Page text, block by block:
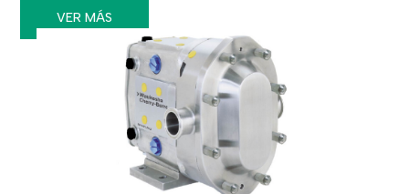
VER MÁS